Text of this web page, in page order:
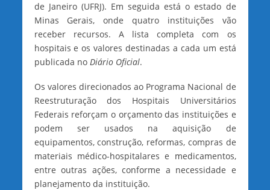
de Janeiro (UFRJ). Em seguida está o estado de
Minas Gerais, onde quatro instituições vão
receber recursos. A lista completa com os
hospitais e os valores destinadas a cada um está
publicada noDiário Oficial.
Os valores direcionados ao Programa Nacional de
Reestruturação dos Hospitais Universitários
Federais reforçam o orçamento das instituições e
podem ser usados na aquisição de
equipamentos, construção, reformas, compras de
materiais médico-hospitalares e medicamentos,
entre outras ações, conforme a necessidade e
planejamento da instituição.